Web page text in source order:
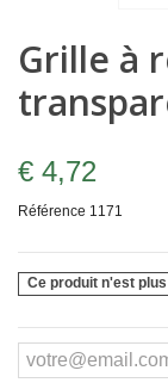
Grille à
€ 4,72
Référence 1171
Ce produit n'est